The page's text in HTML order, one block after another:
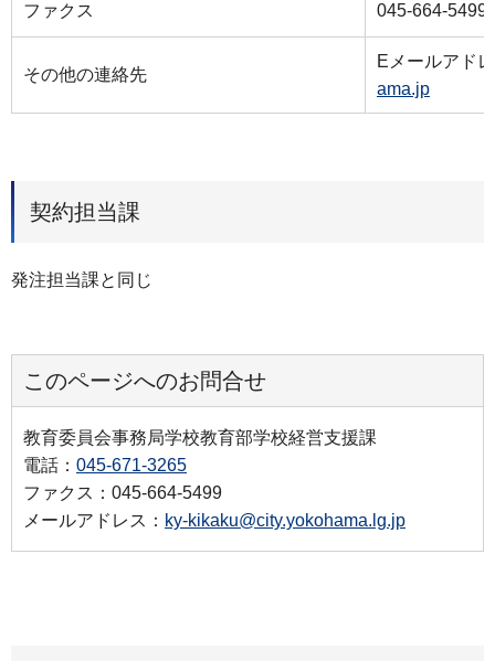
ファクス 045-664-5499
その他の連絡先
Eメールアド
ama.jp
契約担当課
発注担当課と同じ
このページへのお問合せ
教育委員会事務局学校教育部学校経営支援課
電話： 045-671-3265
ファクス：045-664-5499
メールアドレス： ky-kikaku@city.yokohama.lg.jp